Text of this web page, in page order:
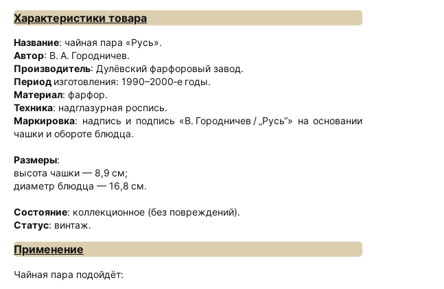
Характеристики товара
Название: чайная пара «Русь».
Автор: В. А. Городничев.
Производитель: Дулёвский фарфоровый завод.
Период изготовления: 1990–2000‑е годы.
Материал: фарфор.
Техника: надглазурная роспись.
Маркировка: надпись и подпись «В. Городничев / „Русь“» на основании
чашки и обороте блюдца.
Размеры:
высота чашки — 8,9 см;
диаметр блюдца — 16,8 см.
Состояние: коллекционное (без повреждений).
Статус: винтаж.
Применение
Чайная пара подойдёт: